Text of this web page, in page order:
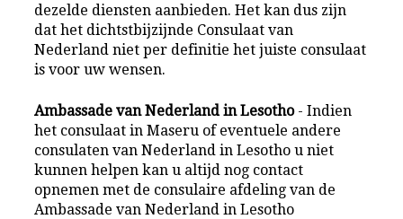
dezelde diensten aanbieden. Het kan dus zijn
dat het dichtstbijzijnde Consulaat van
Nederland niet per definitie het juiste consulaat
is voor uw wensen.
Ambassade van Nederland in Lesotho- Indien
het consulaat in Maseru of eventuele andere
consulaten van Nederland in Lesotho u niet
kunnen helpen kan u altijd nog contact
opnemen met de consulaire afdeling van de
Ambassade van Nederland in Lesotho